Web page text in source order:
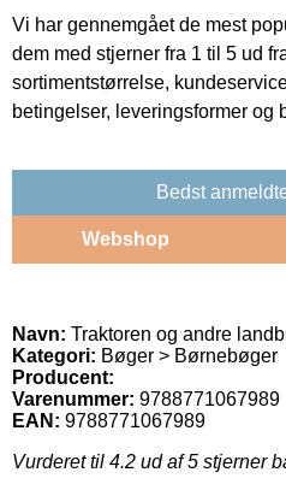
Vi har gennemgået de mest
dem med stjerner fra 1 til 5 ud
sortimentstørrelse,
betingelser, leveringsformer og
Bedst
Webshop
Navn: Traktoren og andre
Kategori: Bøger > Børnebøger
Producent:
Varenummer: 9788771067989
EAN: 9788771067989
Vurderet til 4.2 ud af 5 stjerner